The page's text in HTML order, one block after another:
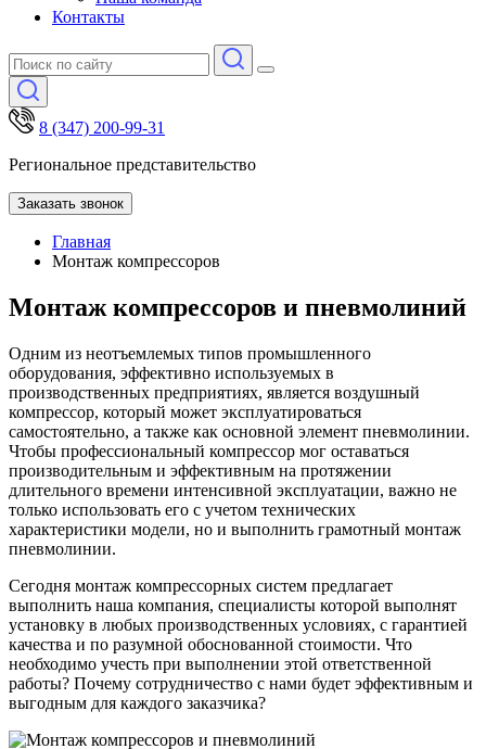
Контакты
8 (347) 200-99-31
Региональное представительство
Заказать звонок
Главная
Монтаж компрессоров
Монтаж компрессоров и пневмолиний
Одним из неотъемлемых типов промышленного
оборудования, эффективно используемых в
производственных предприятиях, является воздушный
компрессор, который может эксплуатироваться
самостоятельно, а также как основной элемент пневмолинии.
Чтобы профессиональный компрессор мог оставаться
производительным и эффективным на протяжении
длительного времени интенсивной эксплуатации, важно не
только использовать его с учетом технических
характеристики модели, но и выполнить грамотный монтаж
пневмолинии.
Сегодня монтаж компрессорных систем предлагает
выполнить наша компания, специалисты которой выполнят
установку в любых производственных условиях, с гарантией
качества и по разумной обоснованной стоимости. Что
необходимо учесть при выполнении этой ответственной
работы? Почему сотрудничество с нами будет эффективным и
выгодным для каждого заказчика?